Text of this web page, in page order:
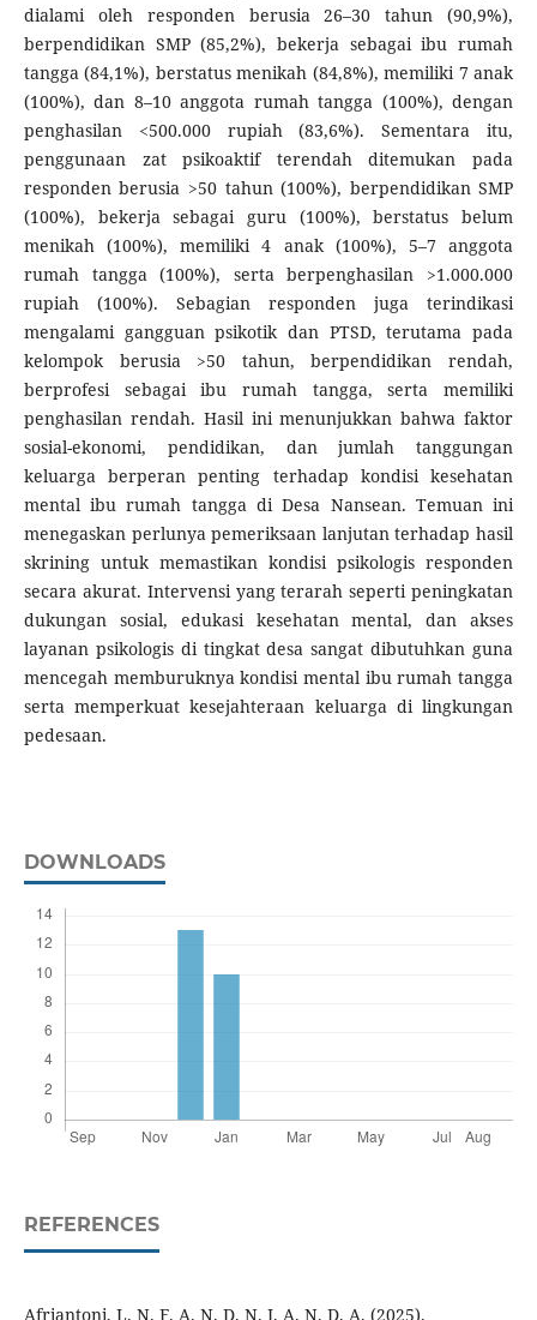
dialami oleh responden berusia 26–30 tahun (90,9%),
berpendidikan SMP (85,2%), bekerja sebagai ibu rumah
tangga (84,1%), berstatus menikah (84,8%), memiliki 7 anak
(100%), dan 8–10 anggota rumah tangga (100%), dengan
penghasilan <500.000 rupiah (83,6%). Sementara itu,
penggunaan zat psikoaktif terendah ditemukan pada
responden berusia >50 tahun (100%), berpendidikan SMP
(100%), bekerja sebagai guru (100%), berstatus belum
menikah (100%), memiliki 4 anak (100%), 5–7 anggota
rumah tangga (100%), serta berpenghasilan >1.000.000
rupiah (100%). Sebagian responden juga terindikasi
mengalami gangguan psikotik dan PTSD, terutama pada
kelompok berusia >50 tahun, berpendidikan rendah,
berprofesi sebagai ibu rumah tangga, serta memiliki
penghasilan rendah. Hasil ini menunjukkan bahwa faktor
sosial-ekonomi, pendidikan, dan jumlah tanggungan
keluarga berperan penting terhadap kondisi kesehatan
mental ibu rumah tangga di Desa Nansean. Temuan ini
menegaskan perlunya pemeriksaan lanjutan terhadap hasil
skrining untuk memastikan kondisi psikologis responden
secara akurat. Intervensi yang terarah seperti peningkatan
dukungan sosial, edukasi kesehatan mental, dan akses
layanan psikologis di tingkat desa sangat dibutuhkan guna
mencegah memburuknya kondisi mental ibu rumah tangga
serta memperkuat kesejahteraan keluarga di lingkungan
pedesaan.
DOWNLOADS
REFERENCES
Afriantoni, L. N. F. A. N. D. N. I. A. N. D. A. (2025).